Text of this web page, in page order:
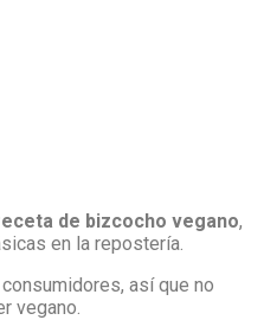
de bizcocho vegano,
en la repostería.
así que no
vegano.